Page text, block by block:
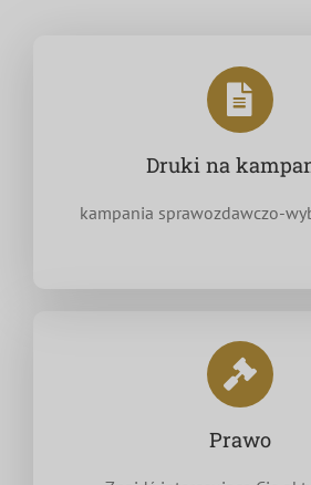
Druki na
kampania sprawozdawczo-
Prawo